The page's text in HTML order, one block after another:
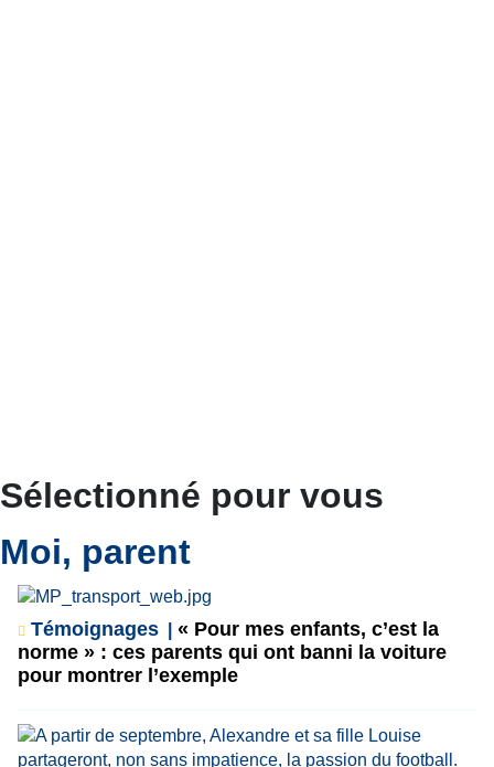
Sélectionné pour vous
Moi, parent
Témoignages
« Pour mes enfants, c’est la
norme » : ces parents qui ont banni la voiture
pour montrer l’exemple